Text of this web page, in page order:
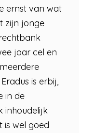
ernst van wat
zijn jonge
jaar cel en
is erbij,
in de
inhoudelijk
is wel goed